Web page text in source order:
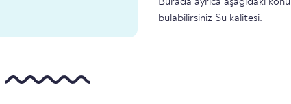
bulabilirsiniz Su kalitesi.